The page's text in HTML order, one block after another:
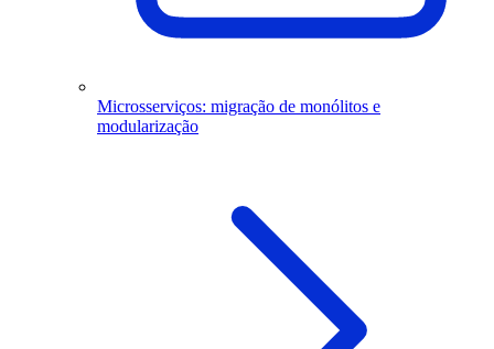
Microsserviços: migração de monólitos e
modularização